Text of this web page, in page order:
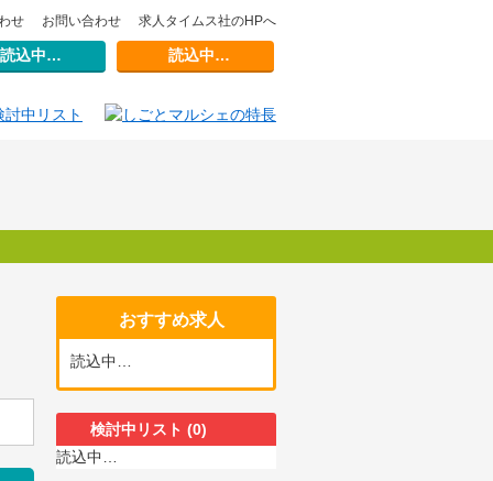
せ お問い合わせ 求人タイムス社のHPへ
読込中… 読込中…
おすすめ求人
読込中…
検討中リスト (0)
読込中…